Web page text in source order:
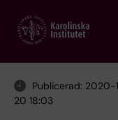
main
Publicerad:
20 18:03